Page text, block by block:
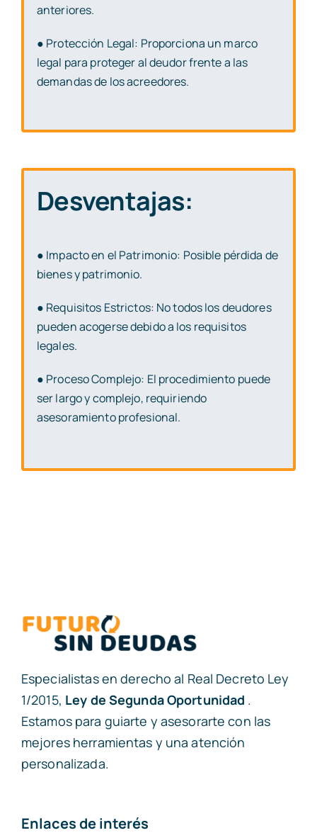
anteriores.
● Protección Legal: Proporciona un marco
legal para proteger al deudor frente a las
demandas de los acreedores.
Desventajas:
● Impacto en el Patrimonio: Posible pérdida de
bienes y patrimonio.
● Requisitos Estrictos: No todos los deudores
pueden acogerse debido a los requisitos
legales.
● Proceso Complejo: El procedimiento puede
ser largo y complejo, requiriendo
asesoramiento profesional.
Especialistas en derecho al Real Decreto Ley
1/2015, Ley de Segunda Oportunidad .
Estamos para guiarte y asesorarte con las
mejores herramientas y una atención
personalizada.
Enlaces de interés